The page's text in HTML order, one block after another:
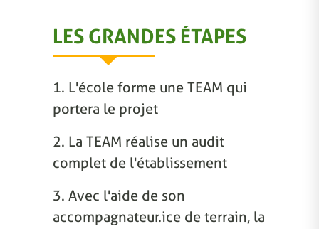
LES GRANDES ÉTAPES
1. L'école forme une TEAM qui
portera le projet
2. La TEAM réalise un audit
complet de l'établissement
3. Avec l'aide de son
accompagnateur.ice de terrain, la